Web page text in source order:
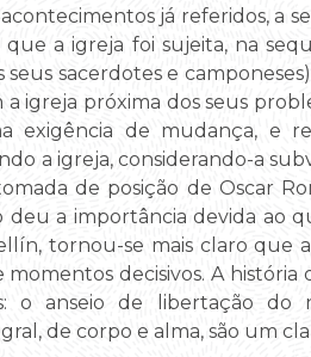
já referidos, a
que a igreja foi sujeita, na
sacerdotes e
igreja próxima dos seus
de mudança, e
a igreja, considerando-a
de posição de Oscar
a importância devida ao
tornou-se mais claro que
decisivos. A
o anseio de libertação
de corpo e alma, são um